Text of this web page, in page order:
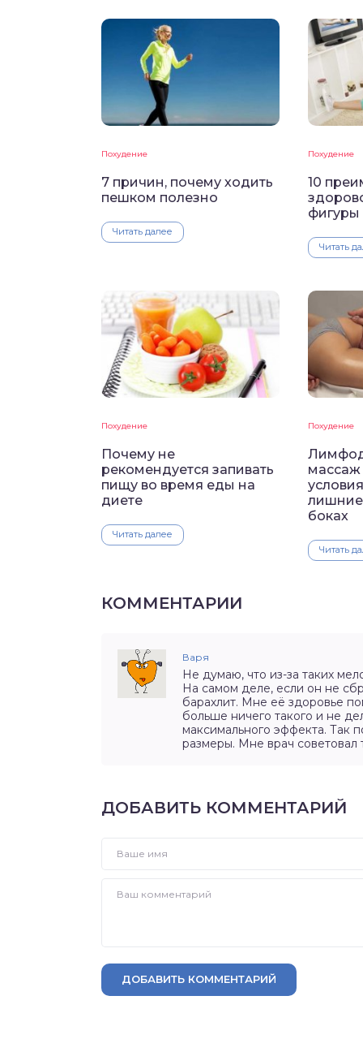
Похудение
7 причин, почему ходить
пешком полезно
Читать далее
Похудение
10
фигуры
Читать
Похудение
Почему не
рекомендуется запивать
пищу во время еды на
диете
Читать далее
Похудение
лишние
боках
Читать
КОММЕНТАРИИ
Варя
Не думаю, что из-за таких
На самом деле, если он не
барахлит. Мне её здоровье
больше ничего такого и не
максимального эффекта. Так
размеры. Мне врач советовал
ДОБАВИТЬ КОММЕНТАРИЙ
ДОБАВИТЬ КОММЕНТАРИЙ